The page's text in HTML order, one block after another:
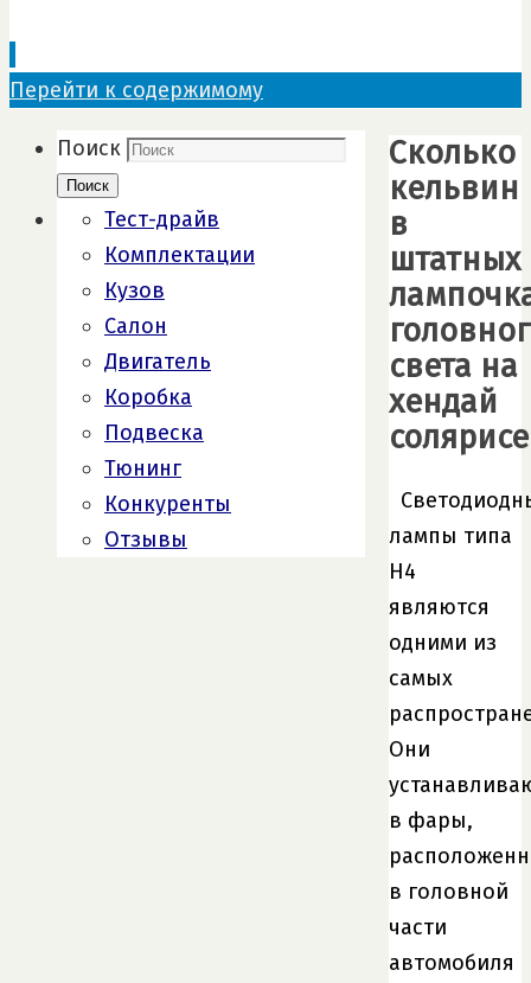
Перейти к содержимому
Сколько
кельвин
в
штатных
света на
хендай
солярисе
лампы типа
H4
являются
одними из
самых
Они
в фары,
в головной
части
автомобиля
Поиск
Поиск
Тест-драйв
Комплектации
Кузов
Салон
Двигатель
Коробка
Подвеска
Тюнинг
Конкуренты
Отзывы